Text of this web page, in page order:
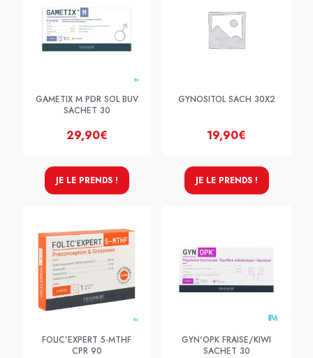
GAMETIX M PDR SOL BUV
SACHET 30
29,90€
JE LE PRENDS !
GYNOSITOL SACH 30X2
19,90€
JE LE PRENDS !
FOLIC’EXPERT 5-MTHF
CPR 90
GYN'OPK FRAISE/KIWI
SACHET 30